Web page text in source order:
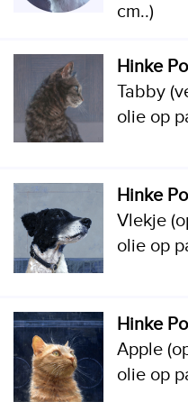
cm..)
Hinke
Tabby
olie op
Hinke
Vlekje
olie op
Hinke
Apple
olie op